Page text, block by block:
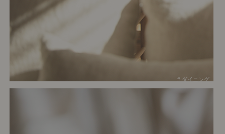
# ダイニング